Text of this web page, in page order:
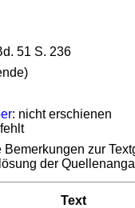
51 S. 236
: nicht erschienen
Bemerkungen zur
der
Text